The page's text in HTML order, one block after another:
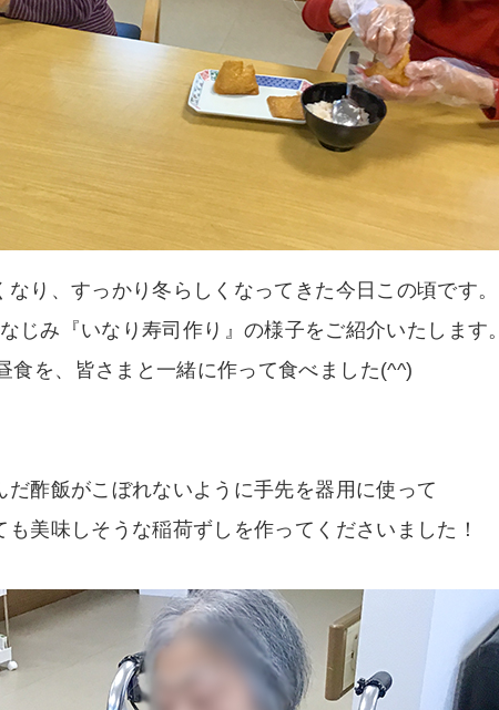
り、すっかり冬らしくなってきた今日この頃です。
じみ『いなり寿司作り』の様子をご紹介いたします。
食を、皆さまと一緒に作って食べました(^^)
だ酢飯がこぼれないように手先を器用に使って
も美味しそうな稲荷ずしを作ってくださいました！